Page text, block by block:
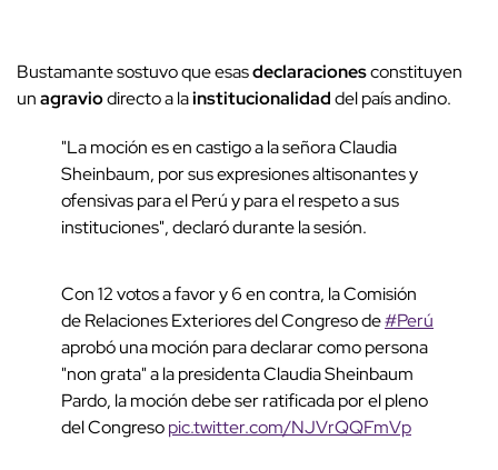
Bustamante sostuvo que esasdeclaracionesconstituyen
unagraviodirecto a lainstitucionalidaddel país andino.
"La moción es en castigo a la señora Claudia
Sheinbaum, por sus expresiones altisonantes y
ofensivas para el Perú y para el respeto a sus
instituciones", declaró durante la sesión.
Con 12 votos a favor y 6 en contra, la Comisión
de Relaciones Exteriores del Congreso de#Perú
aprobó una moción para declarar como persona
"non grata" a la presidenta Claudia Sheinbaum
Pardo, la moción debe ser ratificada por el pleno
del Congresopic.twitter.com/NJVrQQFmVp